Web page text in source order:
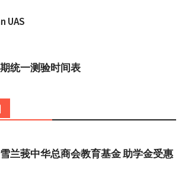
UAS
统一测验时间表
兰莪中华总商会教育基金 助学金受惠